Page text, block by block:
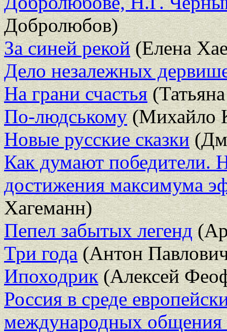
Добролюбов)
За синей рекой(Елена
Дело незалежных
На грани счастья
По-людському(Михайло
Новые русские сказки
Как думают победители.
достижения максимума
Хагеманн)
Пепел забытых легенд
Три года(Антон
Ипоходрик(Алексей
Россия в среде
международных